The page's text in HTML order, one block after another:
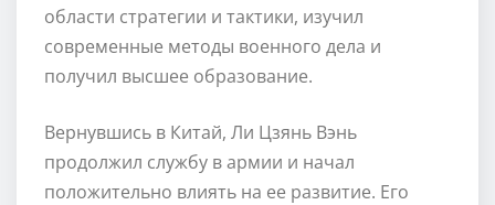
области стратегии и тактики, изучил
современные методы военного дела и
получил высшее образование.
Вернувшись в Китай, Ли Цзянь Вэнь
продолжил службу в армии и начал
положительно влиять на ее развитие. Его